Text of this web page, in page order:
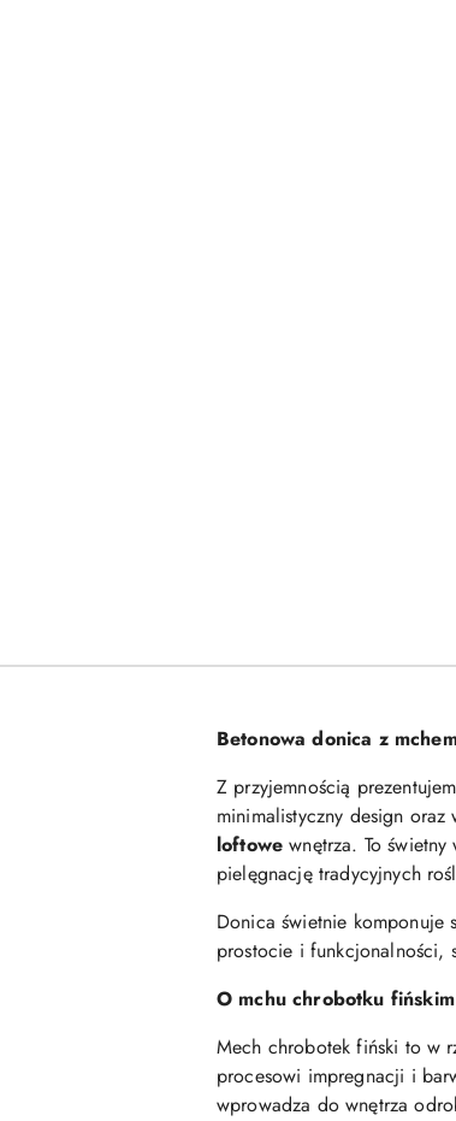
Betonowa donica z
Z przyjemnością
minimalistyczny design
loftowe wnętrza. To
pielęgnację tradycyjnych
Donica świetnie komponuje
prostocie i funkcjonalności,
O mchu chrobotku
Mech chrobotek fiński to w
procesowi impregnacji i
wprowadza do wnętrza